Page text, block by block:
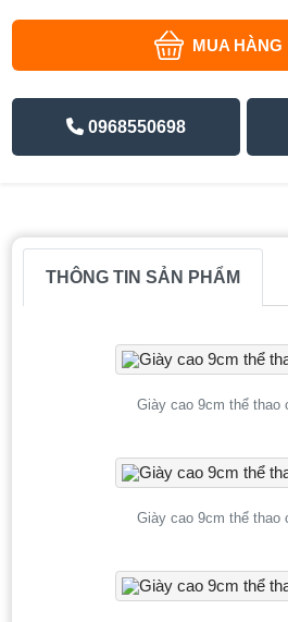
MUA HÀNG
0968550698
THÔNG TIN SẢN PHẨM
Giày cao 9cm thể thao
Giày cao 9cm thể thao